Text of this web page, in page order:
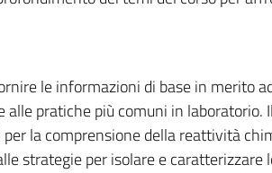
le informazioni di base in merito
alle pratiche più comuni in laboratorio.
la comprensione della reattività
strategie per isolare e caratterizzare